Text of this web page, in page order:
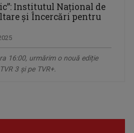
Institutul Național de
și Încercări pentru
16:00, urmărim o nouă ediție
3 și pe TVR+.